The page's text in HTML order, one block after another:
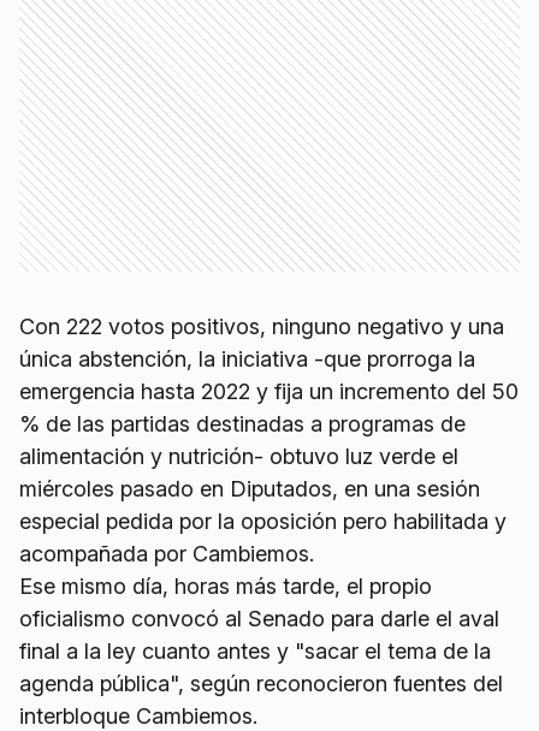
Con 222 votos positivos, ninguno negativo y una
única abstención, la iniciativa -que prorroga la
emergencia hasta 2022 y fija un incremento del 50
% de las partidas destinadas a programas de
alimentación y nutrición- obtuvo luz verde el
miércoles pasado en Diputados, en una sesión
especial pedida por la oposición pero habilitada y
acompañada por Cambiemos.
Ese mismo día, horas más tarde, el propio
oficialismo convocó al Senado para darle el aval
final a la ley cuanto antes y "sacar el tema de la
agenda pública", según reconocieron fuentes del
interbloque Cambiemos.